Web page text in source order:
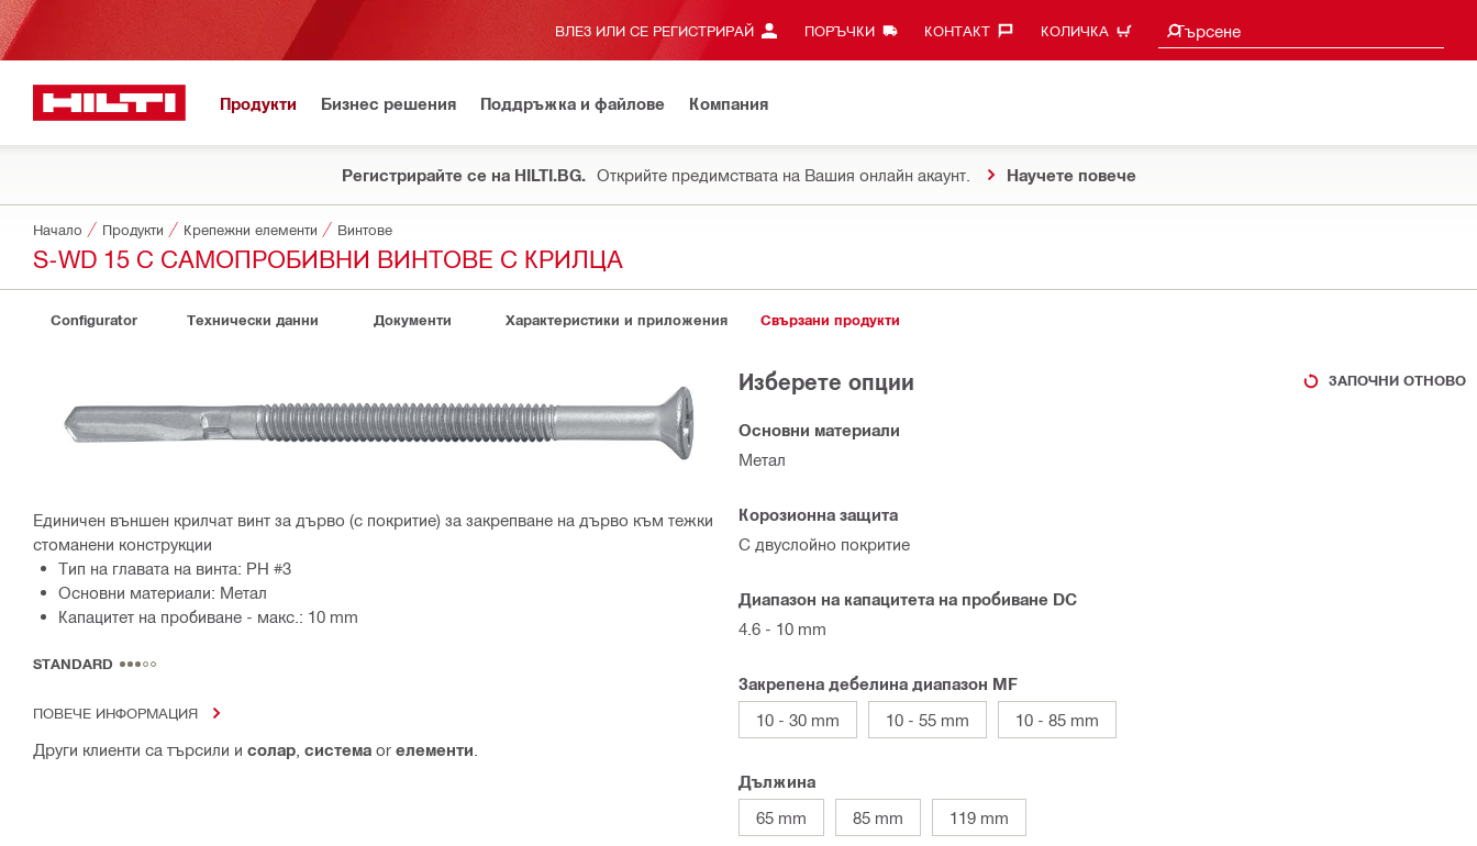
ВЛЕЗ ИЛИ СЕ РЕГИСТРИРАЙ ПОРЪЧКИ КОНТАКТ‎ КОЛИЧКА Търсене
Търси предложения
Продукти Бизнес решения Поддръжка и файлове Компания
Регистрирайте се на HILTI.BG. Открийте предимствата на Вашия онлайн акаунт. Научете повече
Начало Продукти Крепежни елементи Винтове
S-WD 15 C САМОПРОБИВНИ ВИНТОВЕ С КРИЛЦА
Configurator Технически данни Документи Характеристики и приложения Свързани продукти
Единичен външен крилчат винт за дърво (с покритие) за закрепване на дърво към тежки
стоманени конструкции
Тип на главата на винта: PH #3
Основни материали: Метал
Капацитет на пробиване - макс.: 10 mm
STANDARD
ПОВЕЧЕ ИНФОРМАЦИЯ
Други клиенти са търсили и солар система or елементи
Изберете опции ЗАПОЧНИ ОТНОВО
Основни материали
Метал
Корозионна защита
С двуслойно покритие
Диапазон на капацитета на пробиване DC
4.6 - 10 mm
Закрепена дебелина диапазон MF
10 - 30 mm
10 - 55 mm 10 - 85 mm
Дължина
65 mm
85 mm 119 mm